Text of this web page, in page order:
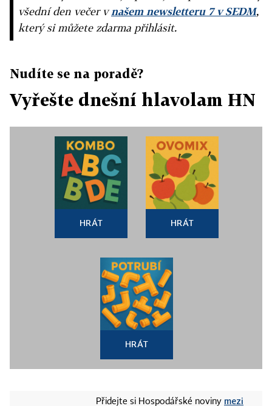
všední den večer vnašem newsletteru 7 v SEDM,
který si můžete zdarma přihlásit.
Nudíte se na poradě?
Vyřešte dnešní hlavolam HN
HRÁT HRÁT
HRÁT
Přidejte si Hospodářské noviny mezi